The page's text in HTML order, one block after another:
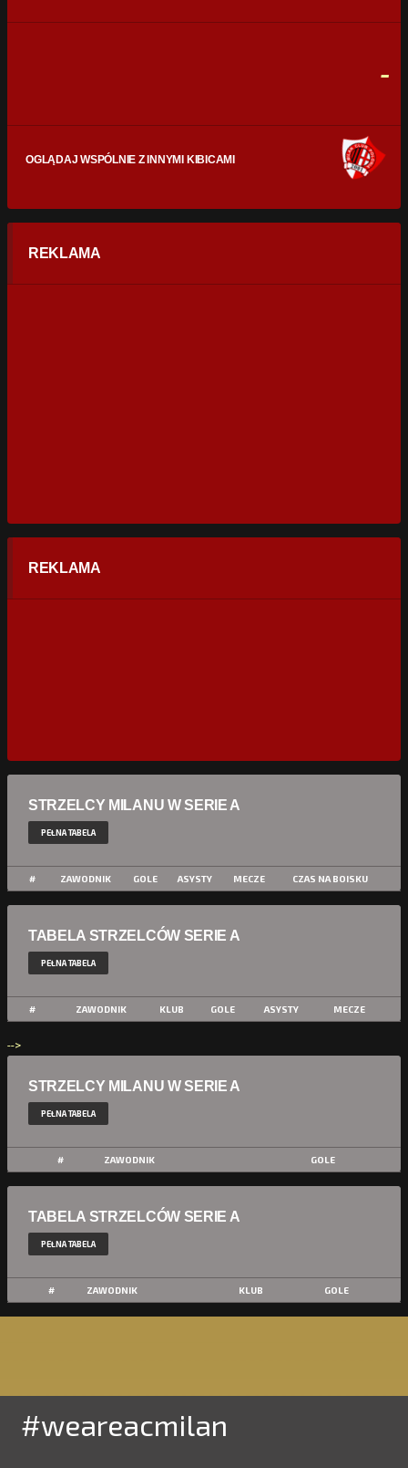
-
OGLĄDAJ WSPÓLNIE Z INNYMI KIBICAMI
REKLAMA
REKLAMA
STRZELCY MILANU W SERIE A
PEŁNA TABELA
# ZAWODNIK GOLE ASYSTY MECZE CZAS NA BOISKU
TABELA STRZELCÓW SERIE A
PEŁNA TABELA
# ZAWODNIK KLUB GOLE ASYSTY MECZE
-->
STRZELCY MILANU W SERIE A
PEŁNA TABELA
# ZAWODNIK GOLE
TABELA STRZELCÓW SERIE A
PEŁNA TABELA
# ZAWODNIK KLUB GOLE
#weareacmilan